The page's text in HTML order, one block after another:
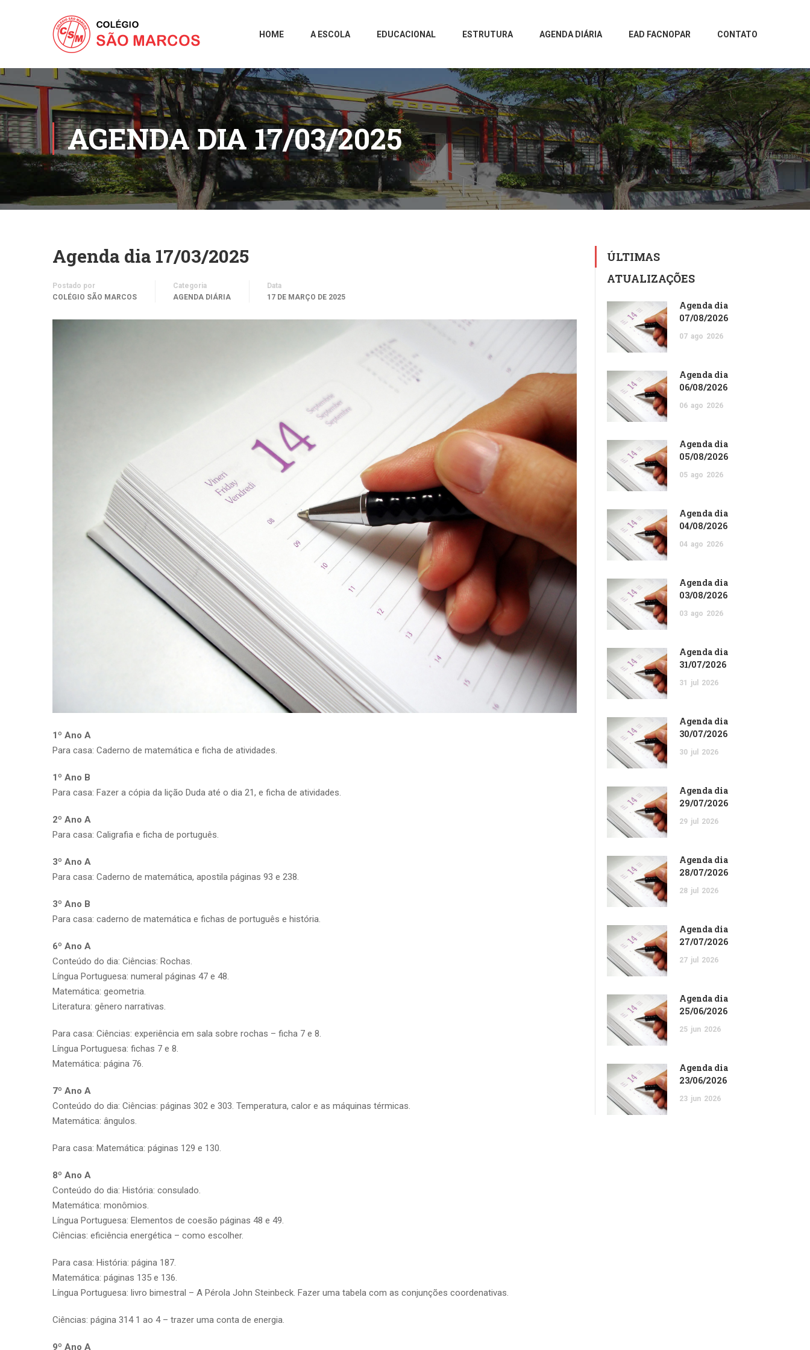
HOME A ESCOLA EDUCACIONAL ESTRUTURA AGENDA DIÁRIA EAD FACNOPAR CONTATO
AGENDA DIA 17/03/2025
Agenda dia 17/03/2025
Postado por
COLÉGIO SÃO MARCOS
Categoria
AGENDA DIÁRIA
Data
17 DE MARÇO DE 2025
1º Ano A
Para casa: Caderno de matemática e ficha de atividades.
1º Ano B
Para casa: Fazer a cópia da lição Duda até o dia 21, e ficha de atividades.
2º Ano A
Para casa: Caligrafia e ficha de português.
3º Ano A
Para casa: Caderno de matemática, apostila páginas 93 e 238.
3º Ano B
Para casa: caderno de matemática e fichas de português e história.
6º Ano A
Conteúdo do dia: Ciências: Rochas.
Língua Portuguesa: numeral páginas 47 e 48.
Matemática: geometria.
Literatura: gênero narrativas.
Para casa: Ciências: experiência em sala sobre rochas – ficha 7 e 8.
Língua Portuguesa: fichas 7 e 8.
Matemática: página 76.
7º Ano A
Conteúdo do dia: Ciências: páginas 302 e 303. Temperatura, calor e as máquinas térmicas.
Matemática: ângulos.
Para casa: Matemática: páginas 129 e 130.
8º Ano A
Conteúdo do dia: História: consulado.
Matemática: monômios.
Língua Portuguesa: Elementos de coesão páginas 48 e 49.
Ciências: eficiência energética – como escolher.
Para casa: História: página 187.
Matemática: páginas 135 e 136.
Língua Portuguesa: livro bimestral – A Pérola John Steinbeck. Fazer uma tabela com as conjunções coordenativas.
Ciências: página 314 1 ao 4 – trazer uma conta de energia.
9º Ano A
ÚLTIMAS
ATUALIZAÇÕES
Agenda dia
07/08/2026
07 ago 2026
Agenda dia
06/08/2026
06 ago 2026
Agenda dia
05/08/2026
05 ago 2026
Agenda dia
04/08/2026
04 ago 2026
Agenda dia
03/08/2026
03 ago 2026
Agenda dia
31/07/2026
31 jul 2026
Agenda dia
30/07/2026
30 jul 2026
Agenda dia
29/07/2026
29 jul 2026
Agenda dia
28/07/2026
28 jul 2026
Agenda dia
27/07/2026
27 jul 2026
Agenda dia
25/06/2026
25 jun 2026
Agenda dia
23/06/2026
23 jun 2026